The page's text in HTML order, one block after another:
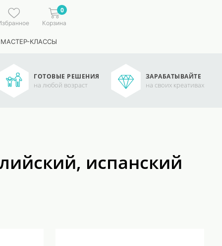
0
Корзина
КЛАССЫ
ГОТОВЫЕ РЕШЕНИЯ
на любой возраст
ЗАРАБАТЫВАЙТЕ
на своих креативах
испанский